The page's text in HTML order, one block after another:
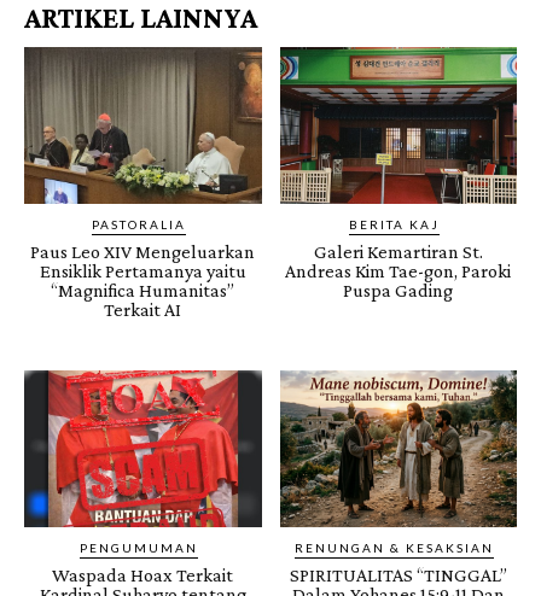
ARTIKEL LAINNYA
PASTORALIA
Paus Leo XIV Mengeluarkan
Ensiklik Pertamanya yaitu
“Magnifica Humanitas”
Terkait AI
BERITA KAJ
Galeri Kemartiran St.
Andreas Kim Tae-gon, Paroki
Puspa Gading
PENGUMUMAN
Waspada Hoax Terkait
RENUNGAN & KESAKSIAN
SPIRITUALITAS “TINGGAL”